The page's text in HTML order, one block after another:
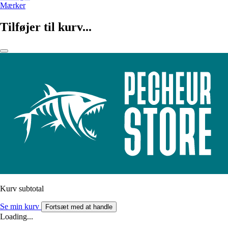
Mærker
Tilføjer til kurv...
Kurv subtotal
Se min kurv Fortsæt med at handle
Loading...